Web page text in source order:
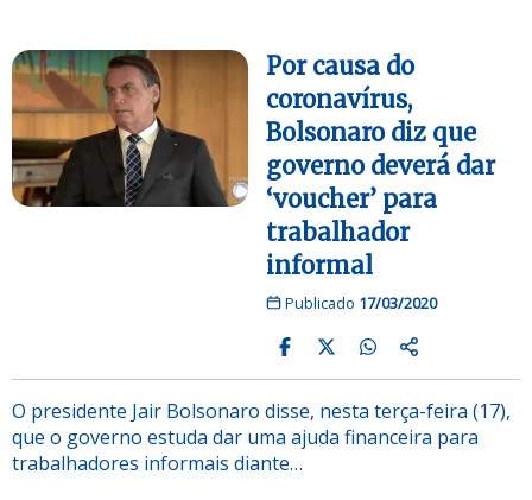
Por causa do
coronavírus,
Bolsonaro diz que
governo deverá dar
‘voucher’ para
trabalhador
informal
Publicado 17/03/2020
O presidente Jair Bolsonaro disse, nesta terça-feira (17),
que o governo estuda dar uma ajuda financeira para
trabalhadores informais diante…